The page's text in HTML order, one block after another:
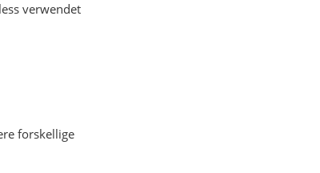
verwendet
forskellige